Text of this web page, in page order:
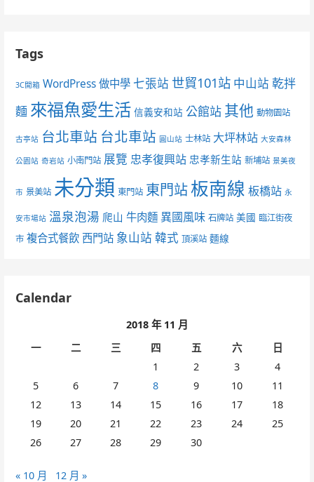
Tags
3C開箱 WordPress 做中學 七張站 世貿101站 中山站 乾拌
麵 來福魚愛生活 信義安和站 公館站 其他 動物園站
古亭站 台北車站 台北車站 圓山站 士林站 大坪林站 大安森林
公園站 奇岩站 小南門站 展覽 忠孝復興站 忠孝新生站 新埔站 景美夜
市 景美站 未分類 東門站 東門站板南線 板橋站 永
安市場站 溫泉泡湯 爬山 牛肉麵 異國風味 石牌站 美國 臨江街夜
市 複合式餐飲 西門站 象山站 韓式 頂溪站 麵線
Calendar
2018 年 11 月
一
二 三 四 五 六
日
1
2 3
4
5
6 7 8 9 10
11
12
13 14 15 16 17
18
19
20 21 22 23 24
25
26
27 28 29 30
« 10 月 12 月 »